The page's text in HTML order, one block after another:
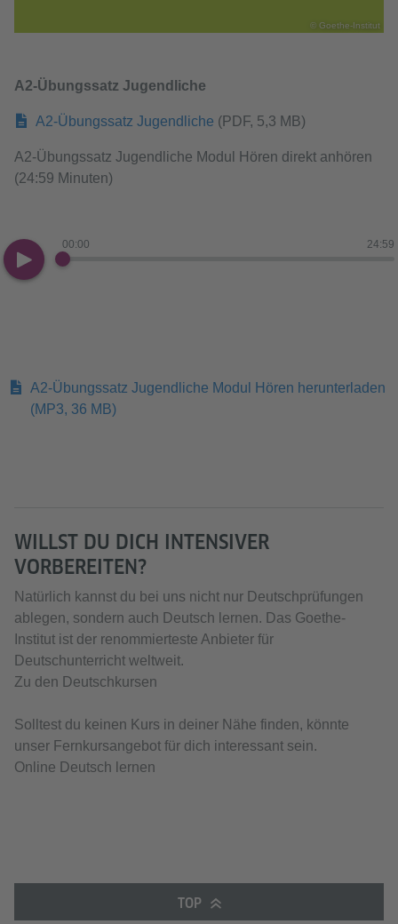
© Goethe-Institut
A2-Übungssatz Jugendliche
A2-Übungssatz Jugendliche (PDF, 5,3 MB)
A2-Übungssatz Jugendliche Modul Hören direkt anhören
(24:59 Minuten)
00:00 24:59
A2-Übungssatz Jugendliche Modul Hören herunterladen
(MP3, 36 MB)
WILLST DU DICH INTENSIVER
VORBEREITEN?
Natürlich kannst du bei uns nicht nur Deutschprüfungen
ablegen, sondern auch Deutsch lernen. Das Goethe-
Institut ist der renommierteste Anbieter für
Deutschunterricht weltweit.
Zu den Deutschkursen
Solltest du keinen Kurs in deiner Nähe finden, könnte
unser Fernkursangebot für dich interessant sein.
Online Deutsch lernen
TOP